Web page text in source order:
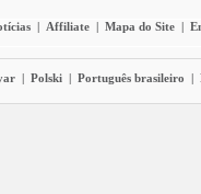
| Affiliate | Mapa do Site |
| Polski | Português brasileiro |